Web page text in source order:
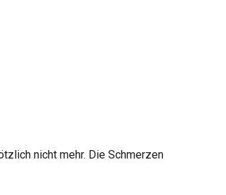
nicht mehr. Die Schmerzen